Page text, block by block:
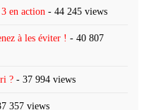
en action - 44 245 views
à les éviter ! - 40 807
? - 37 994 views
357 views